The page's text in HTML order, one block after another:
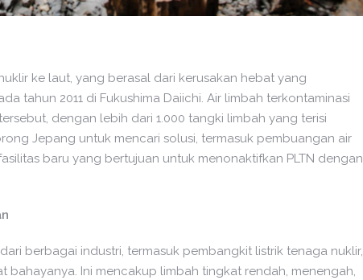
ke laut, yang berasal dari kerusakan hebat yang
tahun 2011 di Fukushima Daiichi. Air limbah terkontaminasi
dengan lebih dari 1.000 tangki limbah yang terisi
Jepang untuk mencari solusi, termasuk pembuangan air
baru yang bertujuan untuk menonaktifkan PLTN dengan
berbagai industri, termasuk pembangkit listrik tenaga nuklir,
bahayanya. Ini mencakup limbah tingkat rendah, menengah,